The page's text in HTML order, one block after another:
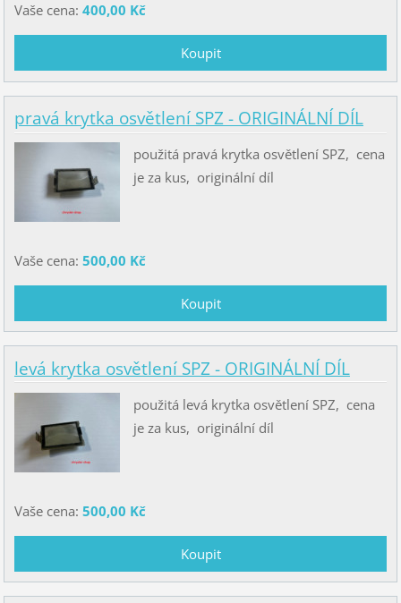
Vaše cena: 400,00 Kč
pravá krytka osvětlení SPZ - ORIGINÁLNÍ DÍL
použitá pravá krytka osvětlení SPZ, cena
je za kus, originální díl
Vaše cena: 500,00 Kč
levá krytka osvětlení SPZ - ORIGINÁLNÍ DÍL
použitá levá krytka osvětlení SPZ, cena
je za kus, originální díl
Vaše cena: 500,00 Kč